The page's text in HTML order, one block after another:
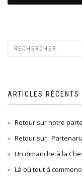
ARTICLES RÉCENTS
Retour sur notre
Retour sur :
Un dimanche à la
Là où tout à